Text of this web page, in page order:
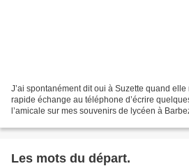
J’ai spontanément dit oui à Suzette quand elle
rapide échange au téléphone d’écrire
l’amicale sur mes souvenirs de lycéen à
Les mots du départ.